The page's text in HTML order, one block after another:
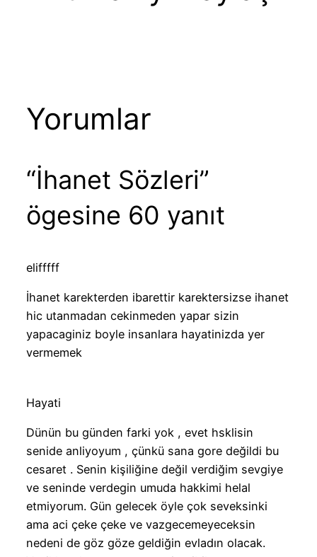
Yorumlar
“İhanet Sözleri”
ögesine 60 yanıt
elifffff
İhanet karekterden ibarettir karektersizse ihanet
hic utanmadan cekinmeden yapar sizin
yapacaginiz boyle insanlara hayatinizda yer
vermemek
Hayati
Dünün bu günden farki yok , evet hsklisin
senide anliyoyum , çünkü sana gore değildi bu
cesaret . Senin kişiliğine değil verdiğim sevgiye
ve seninde verdegin umuda hakkimi helal
etmiyorum. Gün gelecek öyle çok seveksinki
ama aci çeke çeke ve vazgecemeyeceksin
nedeni de göz göze geldiğin evladın olacak.